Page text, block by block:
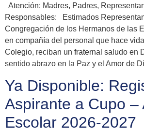
Atención: Madres, Padres,
Responsables: Estimados
Congregación de los Hermanos de las
en compañía del personal que hace
Colegio, reciban un fraternal saludo en
sentido abrazo en la Paz y el Amor de
Ya Disponible:
Aspirante a Cupo –
Escolar 2026-2027